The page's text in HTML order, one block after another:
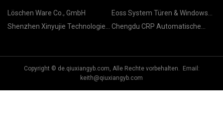
Löschen Ware Co., GmbH
Eoss System Türen & Windows
(Shandong) Co., Ltd
Shenzhen Xinyujie Technologie
Chengdu CRP Automatische
Copyright © de.qiuxiangyb.com, Alle Rechte vorbehalten. Email:
keith@qiuxiangyb.com